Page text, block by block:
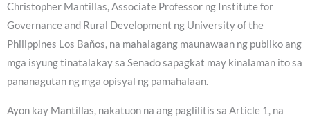
Christopher Mantillas, Associate Professor ng Institute for
Governance and Rural Development ng University of the
Philippines Los Baños, na mahalagang maunawaan ng publiko ang
mga isyung tinatalakay sa Senado sapagkat may kinalaman ito sa
pananagutan ng mga opisyal ng pamahalaan.
Ayon kay Mantillas, nakatuon na ang paglilitis sa Article 1, na